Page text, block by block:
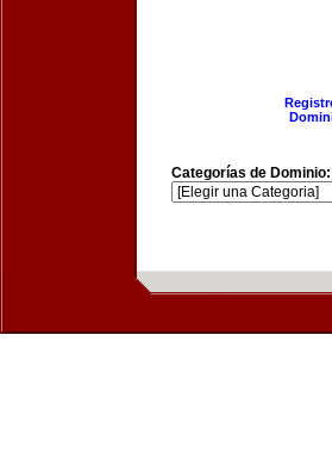
Categorías de Dominio: